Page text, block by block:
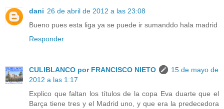
dani 26 de abril de 2012 a las 23:08
Bueno pues esta liga ya se puede ir sumanddo hala madrid
Responder
CULIBLANCO por FRANCISCO NIETO
15 de mayo de
2012 a las 1:17
Explico que faltan los títulos de la copa Eva duarte que el
Barça tiene tres y el Madrid uno, y que era la predecedora